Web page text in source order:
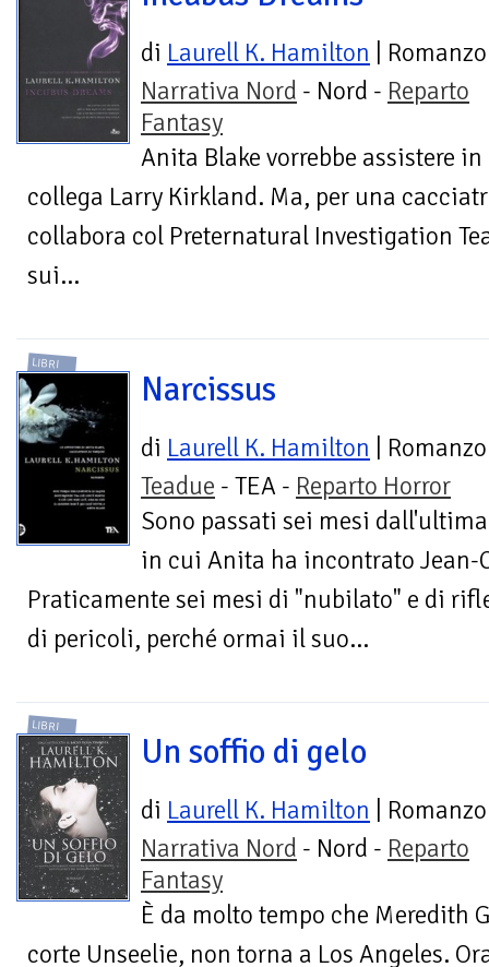
di Laurell K. Hamilton | Romanzo
Narrativa Nord - Nord - Reparto
Fantasy
Anita Blake vorrebbe assistere
collega Larry Kirkland. Ma, per una
collabora col Preternatural Investigation
sui...
LIBRI
Narcissus
di Laurell K. Hamilton | Romanzo
Teadue - TEA - Reparto Horror
Sono passati sei mesi
in cui Anita ha incontrato Jean-
Praticamente sei mesi di "nubilato" e di
di pericoli, perché ormai il suo...
LIBRI
Un soffio di gelo
di Laurell K. Hamilton | Romanzo
Narrativa Nord - Nord - Reparto
Fantasy
È da molto tempo che Meredith
corte Unseelie, non torna a Los Angeles.